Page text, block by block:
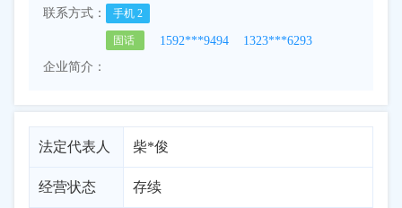
联系方式：
手机 2
固话 1592***9494
1323***6293
企业简介：
法定代表人 柴*俊
经营状态 存续